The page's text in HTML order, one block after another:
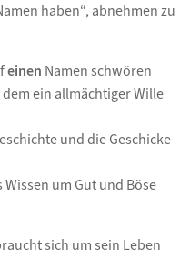
haben“, abnehmen zu
einen Namen schwören
ein allmächtiger Wille
und die Geschicke
um Gut und Böse
sich um sein Leben